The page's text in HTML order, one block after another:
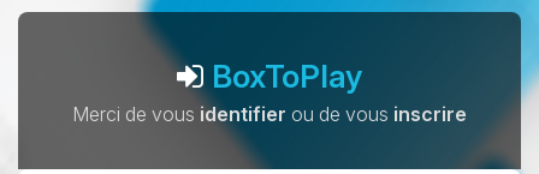
BoxToPlay
Merci de vous identifier ou de vous inscrire